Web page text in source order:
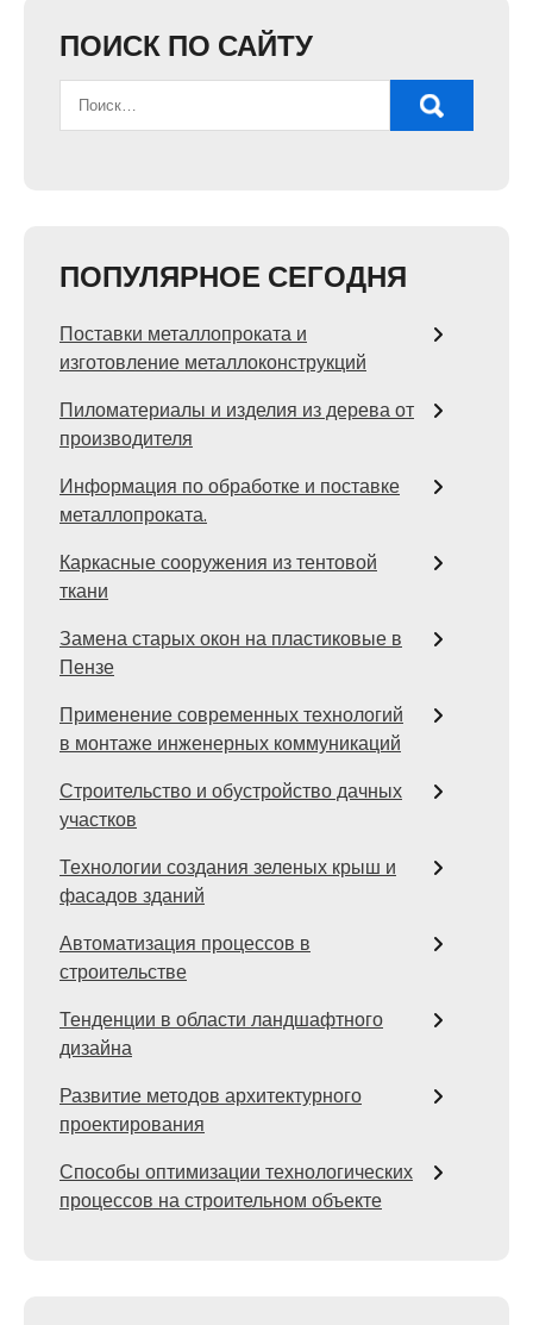
ПОИСК ПО САЙТУ
ПОПУЛЯРНОЕ СЕГОДНЯ
Поставки металлопроката и
изготовление металлоконструкций
Пиломатериалы и изделия из дерева от
производителя
Информация по обработке и поставке
металлопроката.
Каркасные сооружения из тентовой
ткани
Замена старых окон на пластиковые в
Пензе
Применение современных технологий
в монтаже инженерных коммуникаций
Строительство и обустройство дачных
участков
Технологии создания зеленых крыш и
фасадов зданий
Автоматизация процессов в
строительстве
Тенденции в области ландшафтного
дизайна
Развитие методов архитектурного
проектирования
Способы оптимизации технологических
процессов на строительном объекте